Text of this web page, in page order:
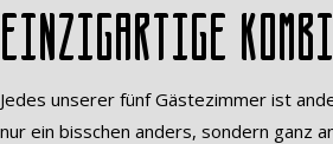
Einzigartige
Jedes unserer fünf Gästezimmer ist
nur ein bisschen anders, sondern ganz